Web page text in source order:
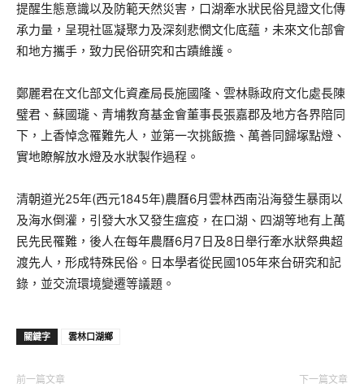
提醒生態意識以及防範天然災害，口湖牽水狀民俗見證文化傳
承力量，呈現社區凝聚力及深刻悲憫文化底蘊，未來文化部會
和地方攜手，致力民俗研究和古蹟維護。
鄭麗君在文化部文化資產局長施國隆、雲林縣政府文化處長陳
璧君、蘇國瓏、青埔教育基金會董事長張嘉郡及地方各界陪同
下，上香悼念罹難先人，並第一次挑飯擔、萬善同歸塚點燈、
實地瞭解放水燈及水狀製作過程。
清朝道光25年(西元1845年)農曆6月雲林西南沿海發生暴雨以
及海水倒灌，引發大水又發生瘟疫，在口湖、四湖等地有上萬
民先民罹難，後人在每年農曆6月7日及8日舉行牽水狀祭典超
渡先人，形成特殊民俗。日本學者從民國105年來台研究和記
錄，並交流環境變遷等議題。
關鍵字 雲林口湖鄉
前一篇文章 下一篇文章